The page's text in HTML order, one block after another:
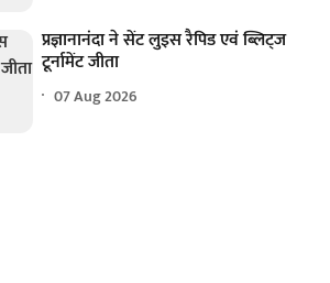
प्रज्ञानानंदा ने सेंट लुइस रैपिड एवं ब्लिट्ज
टूर्नामेंट जीता
07 Aug 2026